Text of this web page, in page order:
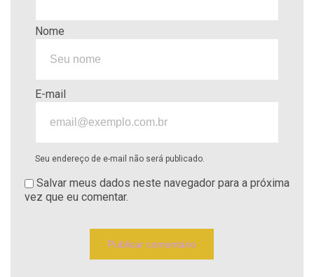
Nome
E-mail
Seu endereço de e-mail não será publicado.
Salvar meus dados neste navegador para a próxima
vez que eu comentar.